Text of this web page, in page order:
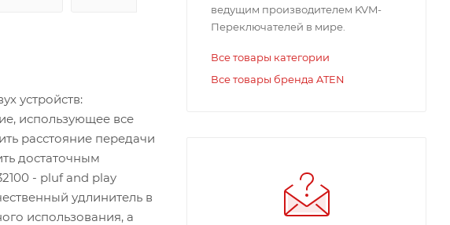
устройств:
использующее все
расстояние передачи
достаточным
- pluf and play
удлинитель в
использования, а
ведущим производителем KVM-
Переключателей в мире.
Все товары категории
Все товары бренда ATEN